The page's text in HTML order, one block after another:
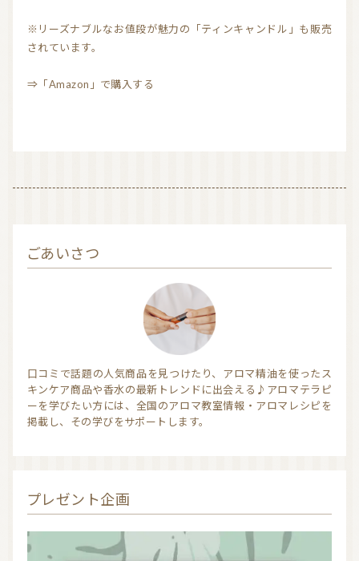
アロマストーン教室
瞑想を深める香り・アロマで浄化
ファブリックスプレー
アロマサプリメント 基材 アロマ蒸留所への旅
アロマ教室（ワークショップ） アロマサロン その他
利用規約
※リーズナブルなお値段が魅力の「ティンキャンドル」も販売
されています。
⇒「Amazon」で購入する
ごあいさつ
口コミで話題の人気商品を見つけたり、アロマ精油を使ったス
キンケア商品や香水の最新トレンドに出会える♪アロマテラピ
ーを学びたい方には、全国のアロマ教室情報・アロマレシピを
掲載し、その学びをサポートします。
プレゼント企画